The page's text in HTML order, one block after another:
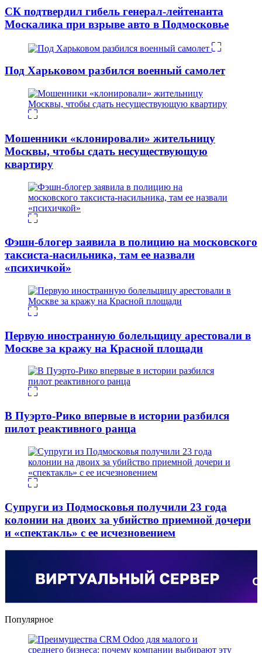
СК подтвердил гибель генерал-лейтенанта
Москалика при взрыве авто в Подмосковье
Под Харьковом разбился военный самолет
Мошенники «клонировали» жительницу
Москвы, чтобы сдать несуществующую
квартиру
Фэшн-блогер заявила в полицию на московского
таксиста-насильника, там ее назвали
«психичкой»
Первую иностранную болельщицу арестовали в
Москве за кражу на Красной площади
В Пуэрто-Рико впервые в истории разбился
пилот реактивного ранца
Супруги из Подмосковья получили 23 года
колонии на двоих за убийство приемной дочери
и «спектакль» с ее исчезновением
Популярное